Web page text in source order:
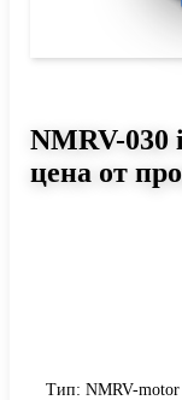
NMRV-
цена от
Тип: NMRV-motor